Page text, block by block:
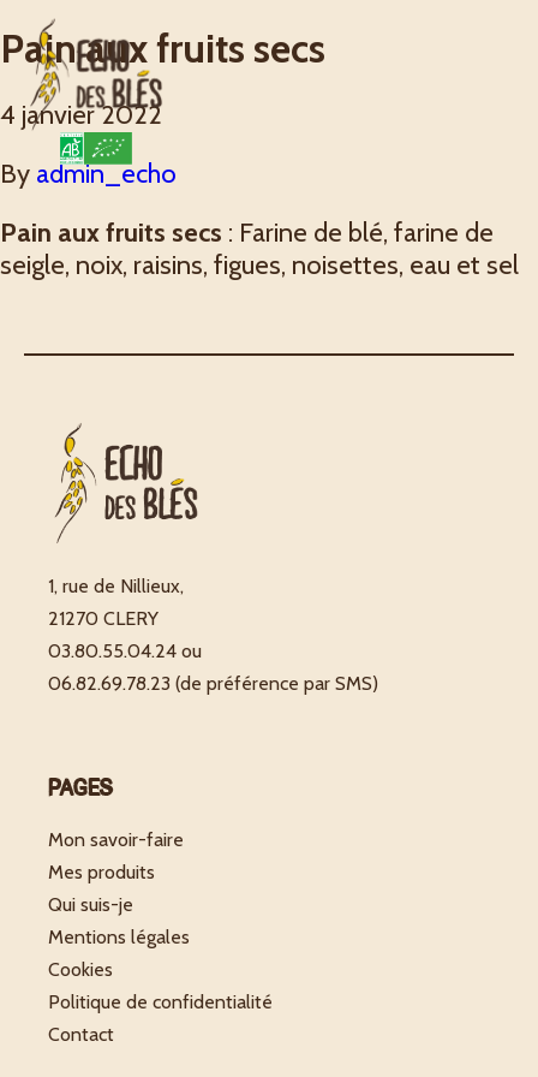
Pain aux fruits secs
4 janvier 2022
By admin_echo
Pain aux fruits secs : Farine de blé, farine de
seigle, noix, raisins, figues, noisettes, eau et sel
1, rue de Nillieux,
21270 CLERY
03.80.55.04.24 ou
06.82.69.78.23 (de préférence par SMS)
PAGES
Mon savoir-faire
Mes produits
Qui suis-je
Mentions légales
Cookies
Politique de confidentialité
Contact